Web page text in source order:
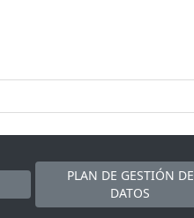
PLAN DE GESTIÓN DE
DATOS